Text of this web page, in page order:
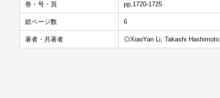
巻・号・頁 pp.1720-1725
総ページ数 6
著者・共著者 ◎XiaoYan Li, Takashi